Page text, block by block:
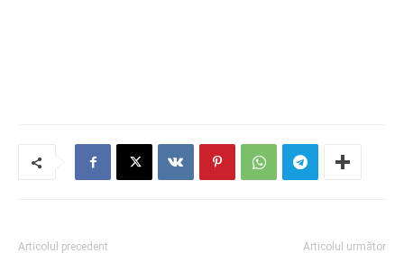
Articolul precedent Articolul următor